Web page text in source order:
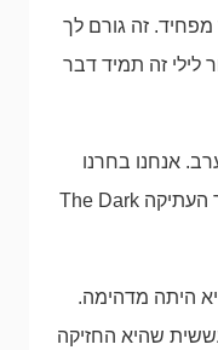
מפחיד. זה גורם לך
לילי זה תמיד דבר
אנחנו בחרנו
בסיור של הצללים האפלים של העיר העתיקה The Dark
היתה מדהימה.
שהיא החזיקה